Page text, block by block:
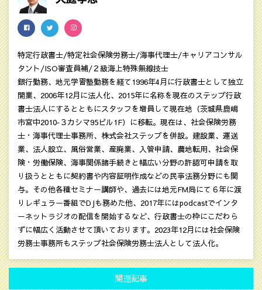
特定行政書士/特定社会保険労務士/海事代理士/キャリアコンサル
タント/ISO審査員補/２級海上特殊無線技士
銀行勤務、地元学習塾勤務を経て1996年4月に行政書士として独立
開業、2006年12月に法人化、2015年に名称を現在のステップ行政
書士法人にするとともにスタッフを増員して現在地（茨城県鹿嶋
市宮中2010‐３カシマ95ビル1F）に移転。現在は、社会保険労務
士・海事代理士事務所、株式会社ステップを併設。建設業、運送
業、法人設立、風俗営業、産廃業、入管申請、農地転用、社会保
険・労働保険、海事関係諸手続きと幅広い分野の許認可申請を取
り扱うとともに契約書や内容証明作成などの民亊法務分野にも関
与。その他各種セミナー講師や、過去には地元FM局にて６年に渡
りレギュラー番組でDJも務めた他、2017年にはpodcastでインタ
ーネットラジオの配信を開始するなど、行政書士の枠にこだわら
ずに幅広く活動させて頂いております。2023年12月には社会保険
労務士事務所もステップ社会保険労務士法人として法人化。
関連記事